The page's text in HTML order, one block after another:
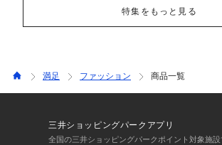
特集をもっと見る
満足 ファッション 商品一覧
三井ショッピングパークアプリ
全国の三井ショッピングパークポイント対象施